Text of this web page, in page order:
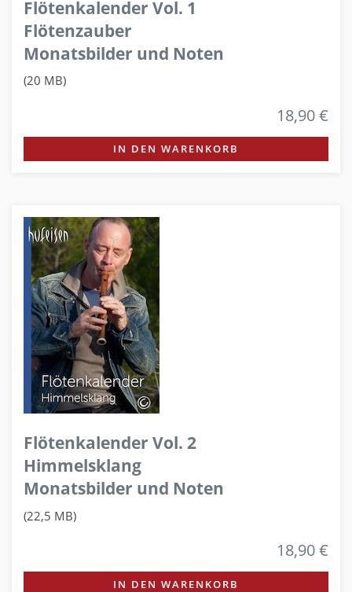
Flötenkalender Vol. 1
Flötenzauber
Monatsbilder und Noten
(20 MB)
18,90 €
IN DEN WARENKORB
Flötenkalender Vol. 2
Himmelsklang
Monatsbilder und Noten
(22,5 MB)
18,90 €
IN DEN WARENKORB